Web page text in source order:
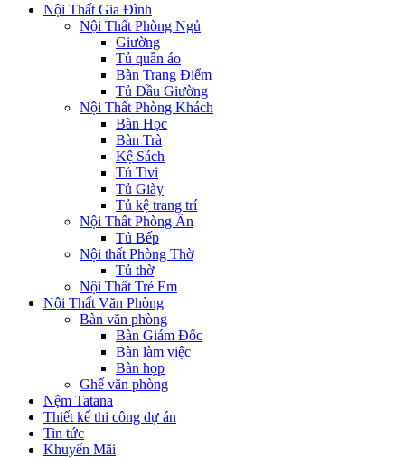
Nội Thất Gia Đình
Nội Thất Phòng Ngủ
Giường
Tủ quần áo
Bàn Trang Điểm
Tủ Đầu Giường
Nội Thất Phòng Khách
Bàn Học
Bàn Trà
Kệ Sách
Tủ Tivi
Tủ Giày
Tủ kệ trang trí
Nội Thất Phòng Ăn
Tủ Bếp
Nội thất Phòng Thờ
Tủ thờ
Nội Thất Trẻ Em
Nội Thất Văn Phòng
Bàn văn phòng
Bàn Giám Đốc
Bàn làm việc
Bàn họp
Ghế văn phòng
Nệm Tatana
Thiết kế thi công dự án
Tin tức
Khuyến Mãi